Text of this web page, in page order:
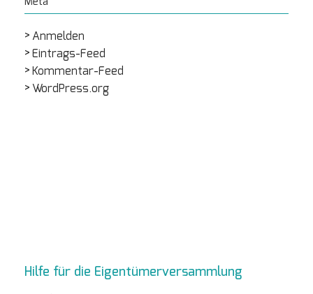
Anmelden
Eintrags-Feed
Kommentar-Feed
WordPress.org
Hilfe für die Eigentümerversammlung